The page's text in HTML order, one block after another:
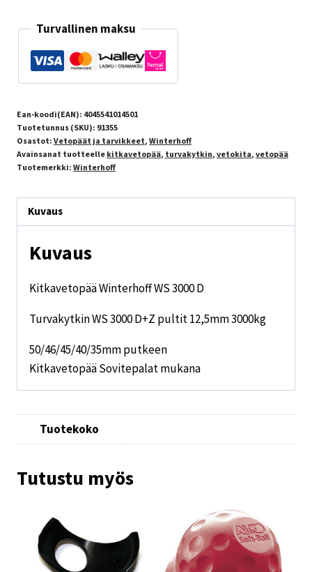
Turvallinen maksu
Ean-koodi(EAN): 4045541014501
Tuotetunnus (SKU): 91355
Osastot: Vetopäät ja tarvikkeet, Winterhoff
Avainsanat tuotteelle kitkavetopää, turvakytkin, vetokita, vetopää
Tuotemerkki: Winterhoff
Kuvaus
Kuvaus
Kitkavetopää Winterhoff WS 3000 D
Turvakytkin WS 3000 D+Z pultit 12,5mm 3000kg
50/46/45/40/35mm putkeen
Kitkavetopää Sovitepalat mukana
Tuotekoko
Tutustu myös